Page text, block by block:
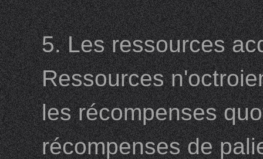
5. Les ressources
Ressources
les récompenses
récompenses de